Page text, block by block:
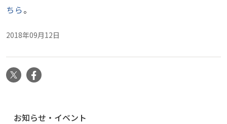
ちら。
2018年09月12日
X
お知らせ・イベント